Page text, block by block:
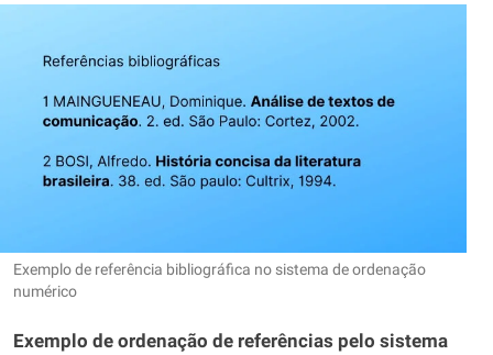
Exemplo de referência bibliográfica no sistema de ordenação
numérico
Exemplo de ordenação de referências pelo sistema